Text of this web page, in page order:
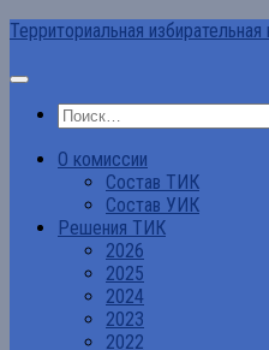
Перейти
содержимому
Территориальная
Найти:
О комиссии
Состав ТИК
Состав УИК
Решения ТИК
2026
2025
2024
2023
2022